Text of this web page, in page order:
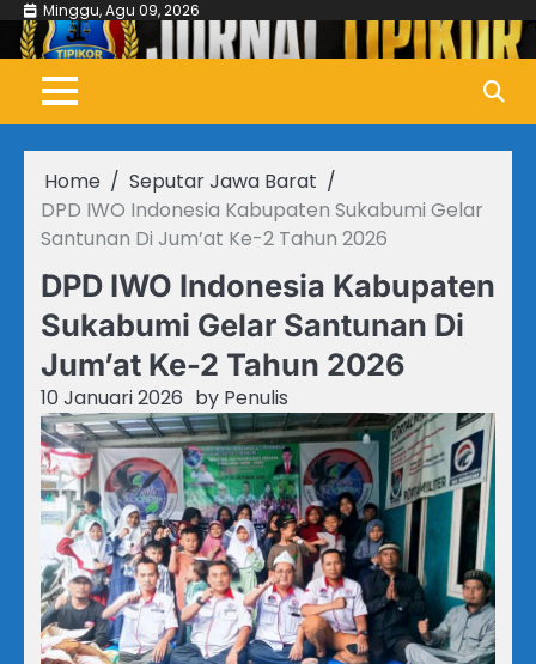
Skip
content
Minggu, Agu 09, 2026
Home
Seputar Jawa Barat
DPD IWO Indonesia Kabupaten Sukabumi Gelar
Santunan Di Jum’at Ke-2 Tahun 2026
DPD IWO Indonesia Kabupaten
Sukabumi Gelar Santunan Di
Jum’at Ke-2 Tahun 2026
10 Januari 2026 by Penulis